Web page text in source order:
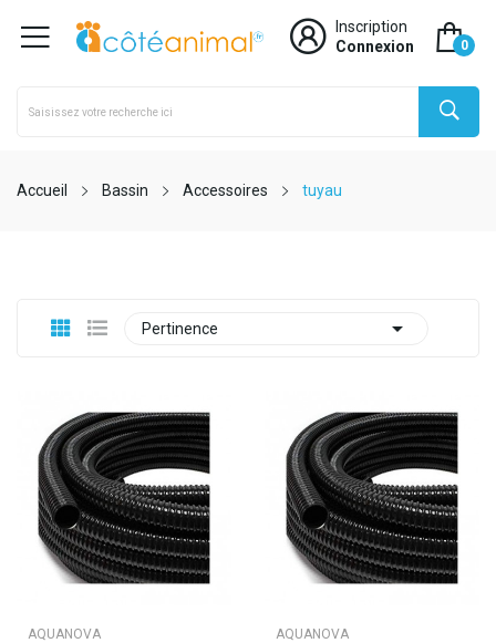
Inscription
Connexion
0
Accueil Bassin Accessoires tuyau
Pertinence 
AQUANOVA AQUANOVA